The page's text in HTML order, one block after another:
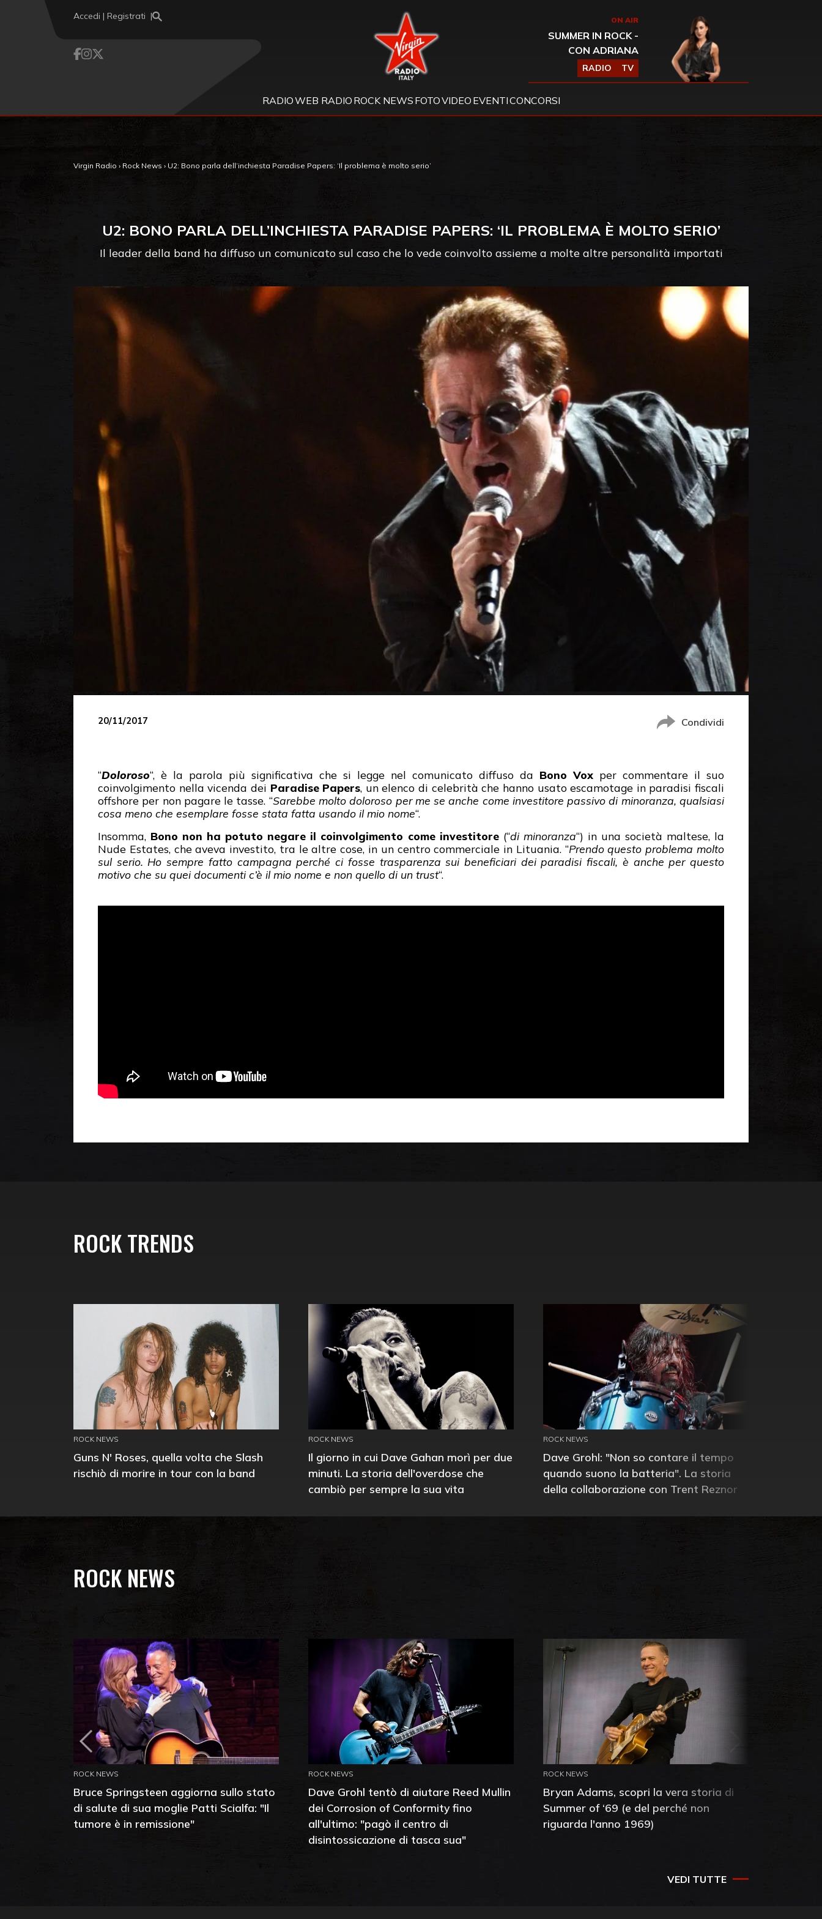
Accedi | Registrati Virgin Radio ON AIR
SUMMER IN ROCK -
CON ADRIANA
RADIO TV
RADIOWEB RADIO ROCK NEWS FOTOVIDEO EVENTICONCORSI
Virgin Radio › Rock News › U2: Bono parla dell’inchiesta Paradise Papers: ‘Il problema è molto serio’
U2: BONO PARLA DELL’INCHIESTA PARADISE PAPERS: ‘IL PROBLEMA È MOLTO SERIO’
Il leader della band ha diffuso un comunicato sul caso che lo vede coinvolto assieme a molte altre personalità importati
20/11/2017 Condividi
“Doloroso“, è la parola più significativa che si legge nel comunicato diffuso da Bono Vox per commentare il suo
coinvolgimento nella vicenda dei Paradise Papers, un elenco di celebrità che hanno usato escamotage in paradisi fiscali
offshore per non pagare le tasse. “Sarebbe molto doloroso per me se anche come investitore passivo di minoranza, qualsiasi
cosa meno che esemplare fosse stata fatta usando il mio nome“.
Insomma, Bono non ha potuto negare il coinvolgimento come investitore(“di minoranza“) in una società maltese, la
Nude Estates, che aveva investito, tra le altre cose, in un centro commerciale in Lituania. “Prendo questo problema molto
sul serio. Ho sempre fatto campagna perché ci fosse trasparenza sui beneficiari dei paradisi fiscali, è anche per questo
motivo che su quei documenti c’è il mio nome e non quello di un trust“.
ROCK TRENDS
ROCK NEWS
Guns N' Roses, quella volta che Slash
rischiò di morire in tour con la band
ROCK NEWS
Il giorno in cui Dave Gahan morì per due
minuti. La storia dell'overdose che
cambiò per sempre la sua vita
ROCK NEWS
Dave Grohl: "Non so contare il tempo
quando suono la batteria". La storia
della collaborazione con Trent Reznor
ROCK NEWS
ROCK NEWS
Bruce Springsteen aggiorna sullo stato
di salute di sua moglie Patti Scialfa: "Il
tumore è in remissione"
ROCK NEWS
Dave Grohl tentò di aiutare Reed Mullin
dei Corrosion of Conformity fino
all'ultimo: "pagò il centro di
disintossicazione di tasca sua"
ROCK NEWS
Bryan Adams, scopri la vera storia di
Summer of ‘69 (e del perché non
riguarda l'anno 1969)
VEDI TUTTE